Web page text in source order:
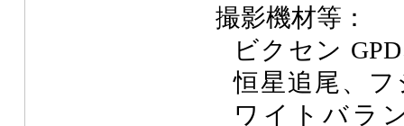
撮影機材等：
ビクセン
恒星追尾、フ
ワイトバラ